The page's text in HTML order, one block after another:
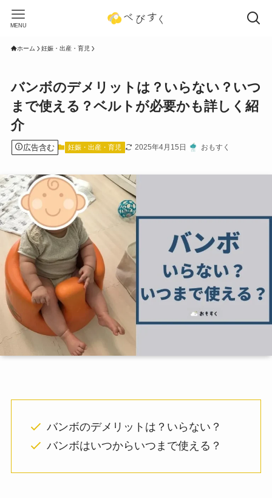
MENU
ホーム 妊娠・出産・育児
バンボのデメリットは？いらない？いつ
まで使える？ベルトが必要かも詳しく紹
介
広告含む 妊娠・出産・育児 2025年4月15日 おもすく
バンボのデメリットは？いらない？
バンボはいつからいつまで使える？